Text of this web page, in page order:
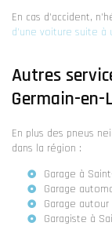
En cas d'accident,
d'une voiture suite à
Autres
Germain-en-
En plus des pneus
dans la région :
Garage à
Garage
Garage
Garagiste à